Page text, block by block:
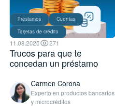
Préstamos
Cuentas
Tarjetas de crédito
11.08.2025 271
Trucos para que te
concedan un préstamo
Carmen Corona
Experto en productos bancarios
y microcréditos